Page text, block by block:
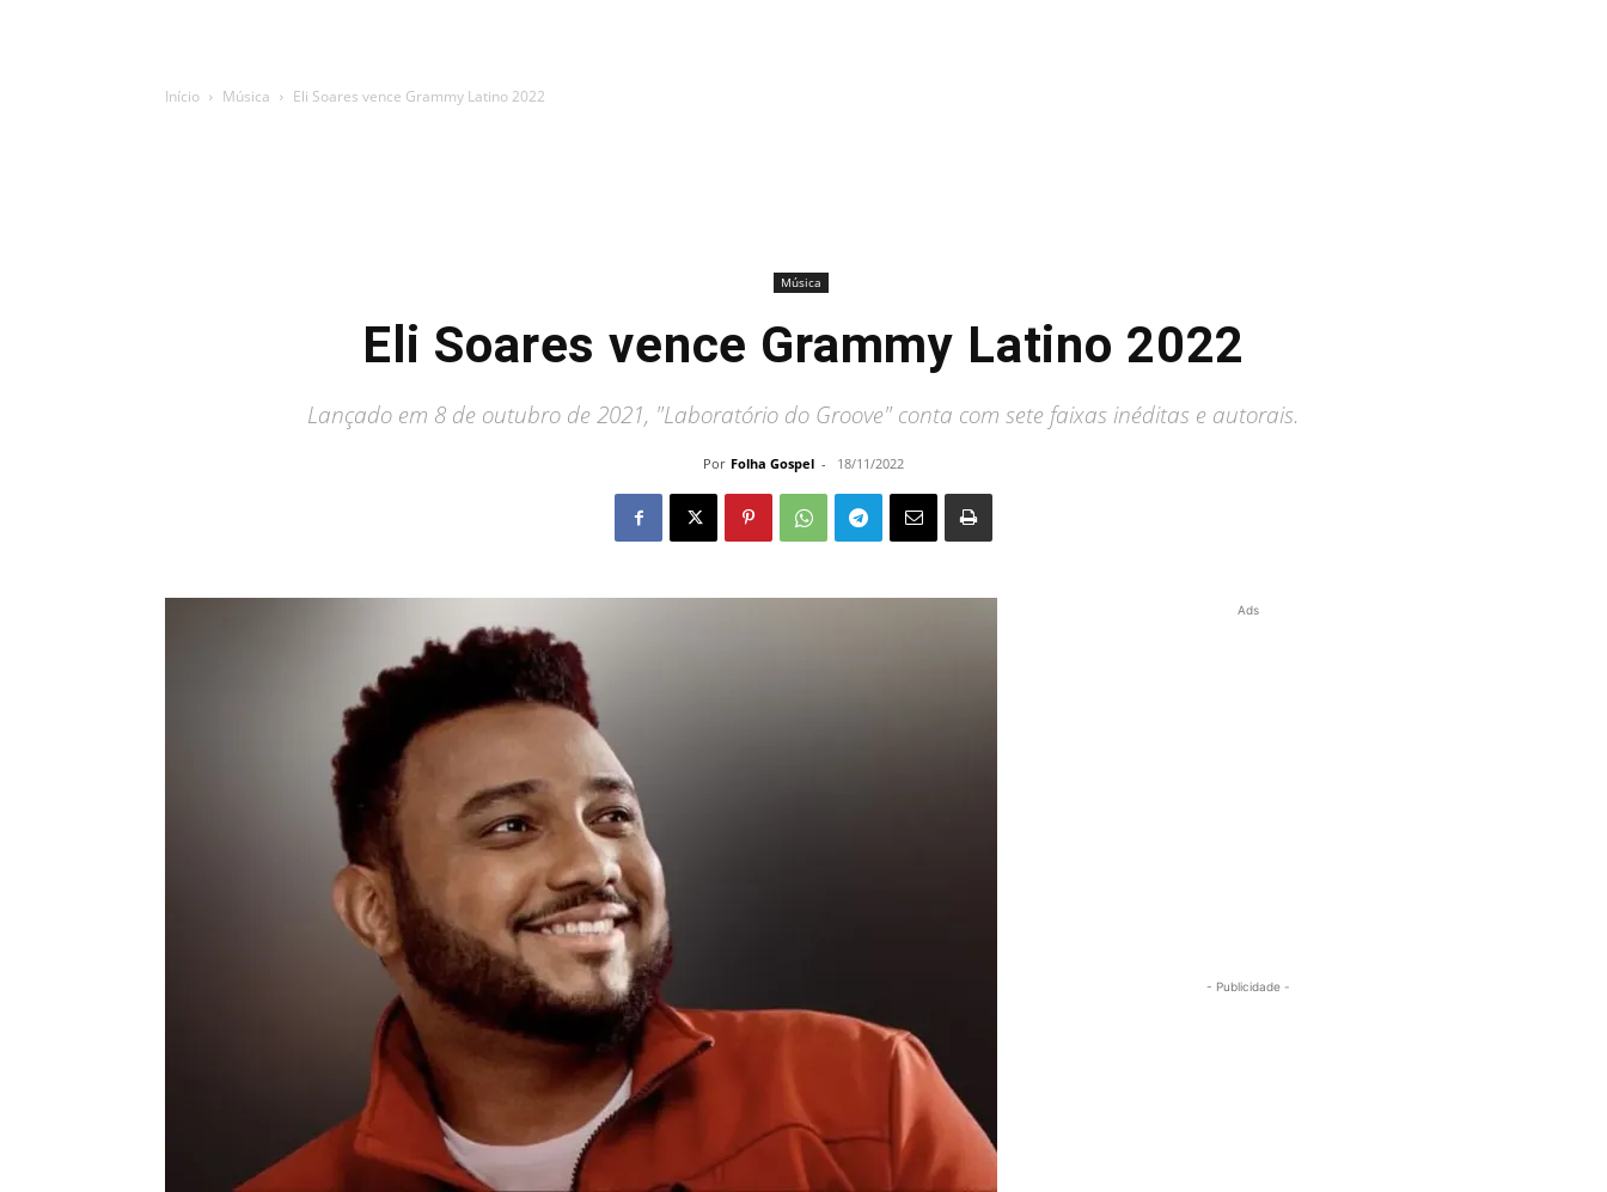
Início Música Eli Soares vence Grammy Latino 2022
Música
Eli Soares vence Grammy Latino 2022
Lançado em 8 de outubro de 2021, "Laboratório do Groove" conta com sete faixas inéditas e autorais.
Por Folha Gospel - 18/11/2022
Ads
- Publicidade -